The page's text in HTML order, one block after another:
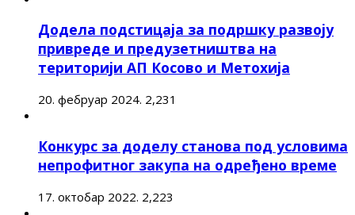
Додела подстицаја за подршку развоју
привреде и предузетништва на
територији АП Косово и Метохија
20. фебруар 2024. 2,231
Конкурс за доделу станова под условима
непрофитног закупа на одређено време
17. октобар 2022. 2,223